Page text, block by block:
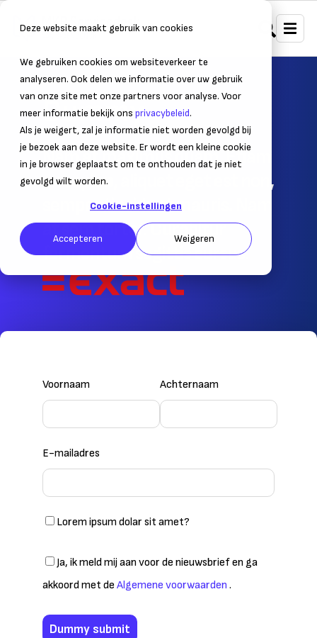
Deze website maakt gebruik van cookies
We gebruiken cookies om websiteverkeer te
analyseren. Ook delen we informatie over uw gebruik
van onze site met onze partners voor analyse. Voor
meer informatie bekijk ons privacybeleid.
Als je weigert, zal je informatie niet worden gevolgd bij
je bezoek aan deze website. Er wordt een kleine cookie
in je browser geplaatst om te onthouden dat je niet
gevolgd wilt worden.
Cookie-instellingen
Accepteren Weigeren
Dummy
Nam at maximus quam. Etiam
ex sapien, aliquet eget est non,
semper tincidunt mauris. Nam
at sem tortor. Curabitur
fermentum sagittis cursus.
Voornaam Achternaam
E-mailadres
Lorem ipsum dolar sit amet?
Ja, ik meld mij aan voor de nieuwsbrief en ga
akkoord met de Algemene voorwaarden .
Dummy submit